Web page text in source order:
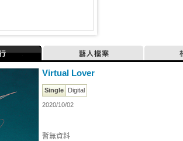
藝人檔案
Virtual Lover
Single Digital
2020/10/02
暫無資料